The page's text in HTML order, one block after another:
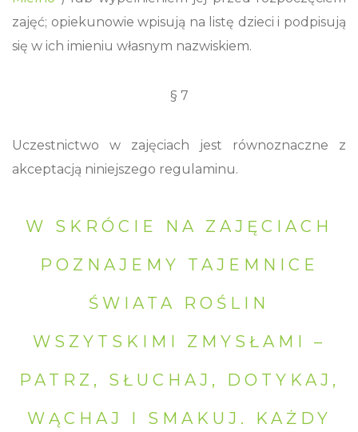
zajęć; opiekunowie wpisują na listę dzieci i podpisują
się w ich imieniu własnym nazwiskiem.
§ 7
Uczestnictwo w zajęciach jest równoznaczne z
akceptacją niniejszego regulaminu.
W SKRÓCIE NA ZAJĘCIACH
POZNAJEMY TAJEMNICE
ŚWIATA ROŚLIN
WSZYTSKIMI ZMYSŁAMI –
PATRZ, SŁUCHAJ, DOTYKAJ,
WĄCHAJ I SMAKUJ. KAŻDY